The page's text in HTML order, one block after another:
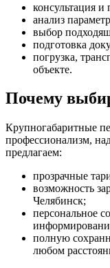
консультация и
анализ
выбор
подготовка
погрузка,
объекте.
Почему
Крупногабаритные
профессионализм,
предлагаем:
прозрачные
возможность
Челябинск;
персональное
полную
любом